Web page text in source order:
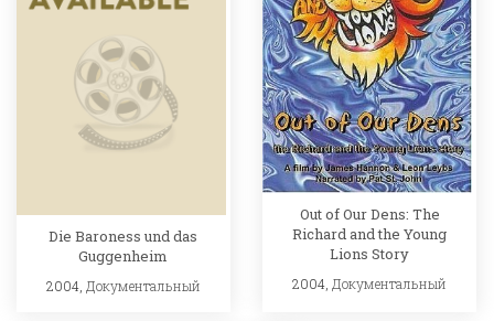
Die Baroness und das
Guggenheim
2004, Документальный
Out of Our Dens: The
Richard and the Young
Lions Story
2004, Документальный